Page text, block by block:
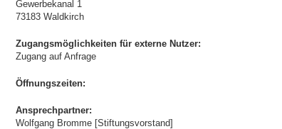
Gewerbekanal 1
73183 Waldkirch
Zugangsmöglichkeiten für externe Nutzer:
Zugang auf Anfrage
Öffnungszeiten:
Ansprechpartner:
Wolfgang Bromme [Stiftungsvorstand]